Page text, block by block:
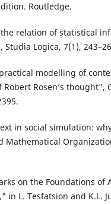
Routledge.
relation of statistical
Logica, 7(1),
modelling of
Robert Rosen’s thought",
in social simulation:
Mathematical
on the Foundations of
in L. Tesfatsion and K.L.